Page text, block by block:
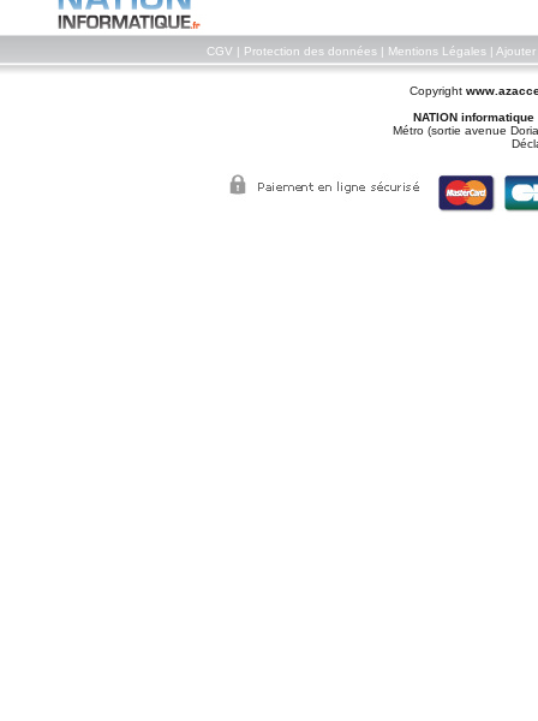
CGV| Protection des données| Mentions Légales| Ajouter
Copyright
NATION informatique
Métro (sortie avenue